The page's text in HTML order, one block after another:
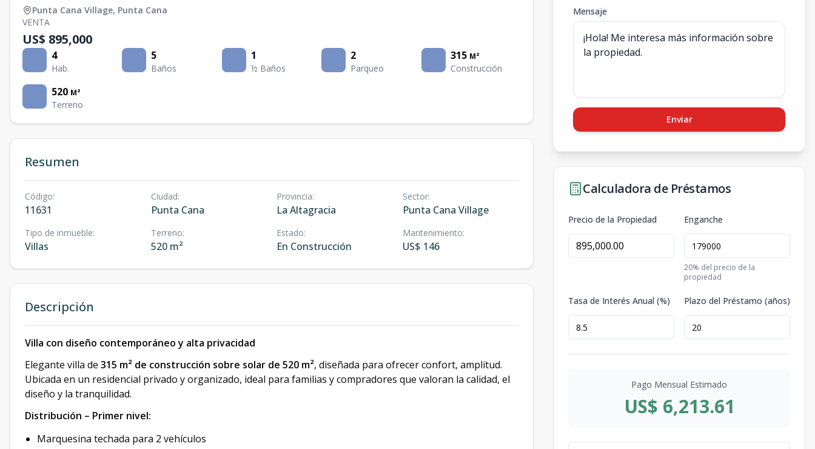
Punta Cana Village, Punta Cana
VENTA
US$ 895,000
4
Hab.
5
Baños
1
½ Baños
2
Parqueo
315 M²
Construcción
520 M²
Terreno
Resumen
Código:
11631
Ciudad:
Punta Cana
Provincia:
La Altagracia
Sector:
Punta Cana Village
Tipo de inmueble:
Villas
Terreno:
520 m²
Estado:
En Construcción
Mantenimiento:
US$ 146
Descripción
Villa con diseño contemporáneo y alta privacidad
Elegante villa de 315 m² de construcción sobre solar de 520 m², diseñada para ofrecer confort, amplitud.
Ubicada en un residencial privado y organizado, ideal para familias y compradores que valoran la calidad, el
diseño y la tranquilidad.
Distribución – Primer nivel:
Marquesina techada para 2 vehículos
Mensaje
Enviar
Calculadora de Préstamos
Precio de la Propiedad Enganche
20% del precio de la
propiedad
Tasa de Interés Anual (%) Plazo del Préstamo (años)
Pago Mensual Estimado
US$ 6,213.61